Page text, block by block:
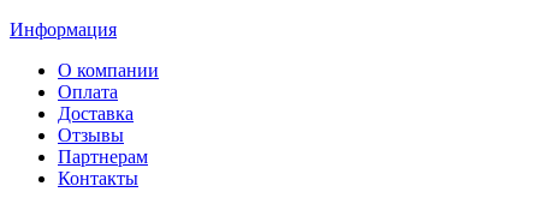
Информация
О компании
Оплата
Доставка
Отзывы
Партнерам
Контакты